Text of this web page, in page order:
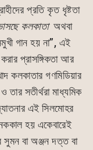
প্রতি কৃত ধৃষ্টতা
কলকাতাঅথবা
গান হয় না”, এই
প্রাসঙ্গিকতা আর
কলকাতার গণমিডিয়ার
তার সতীর্থরা মাধ্যমিক
এই সিলমোহর
হয় একেবারেই
সুমন বা অঞ্জন দত্ত বা